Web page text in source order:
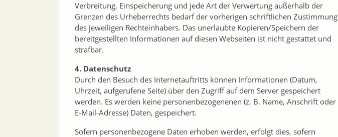
Verbreitung, Einspeicherung und jede Art der Verwertung außerhalb der
Grenzen des Urheberrechts bedarf der vorherigen schriftlichen Zustimmung
des jeweiligen Rechteinhabers. Das unerlaubte Kopieren/Speichern der
bereitgestellten Informationen auf diesen Webseiten ist nicht gestattet und
strafbar.
4. Datenschutz
Durch den Besuch des Internetauftritts können Informationen (Datum,
Uhrzeit, aufgerufene Seite) über den Zugriff auf dem Server gespeichert
werden. Es werden keine personenbezogenenen (z. B. Name, Anschrift oder
E-Mail-Adresse) Daten, gespeichert.
Sofern personenbezogene Daten erhoben werden, erfolgt dies, sofern